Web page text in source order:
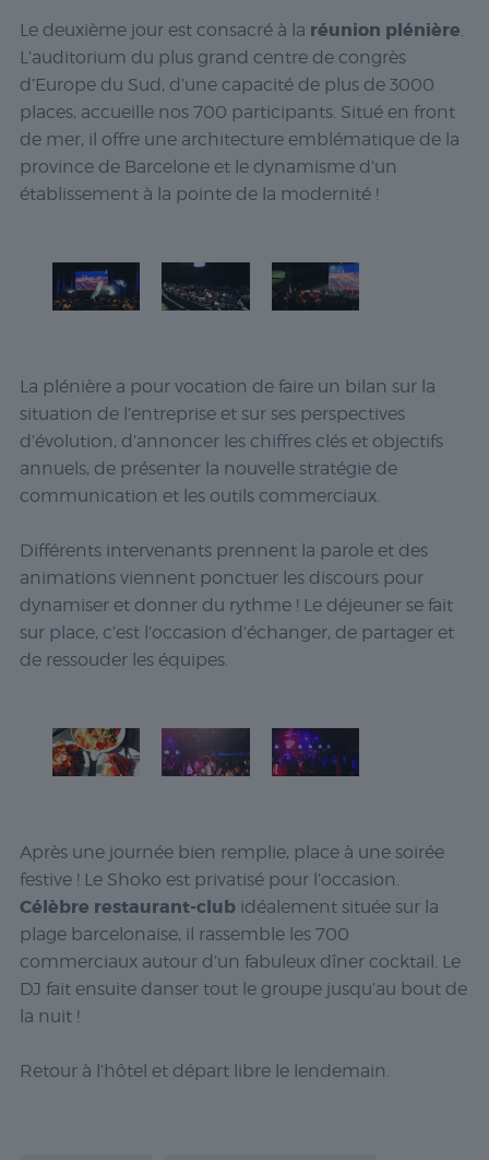
Le deuxième jour est consacré à la réunion plénière.
L’auditorium du plus grand centre de congrès
d’Europe du Sud, d’une capacité de plus de 3000
places, accueille nos 700 participants. Situé en front
de mer, il offre une architecture emblématique de la
province de Barcelone et le dynamisme d’un
établissement à la pointe de la modernité !
La plénière a pour vocation de faire un bilan sur la
situation de l’entreprise et sur ses perspectives
d’évolution, d’annoncer les chiffres clés et objectifs
annuels, de présenter la nouvelle stratégie de
communication et les outils commerciaux.
Différents intervenants prennent la parole et des
animations viennent ponctuer les discours pour
dynamiser et donner du rythme ! Le déjeuner se fait
sur place, c’est l’occasion d’échanger, de partager et
de ressouder les équipes.
Après une journée bien remplie, place à une soirée
festive ! Le Shoko est privatisé pour l’occasion.
Célèbre restaurant-clubidéalement située sur la
plage barcelonaise, il rassemble les 700
commerciaux autour d’un fabuleux dîner cocktail. Le
DJ fait ensuite danser tout le groupe jusqu’au bout de
la nuit !
Retour à l’hôtel et départ libre le lendemain.